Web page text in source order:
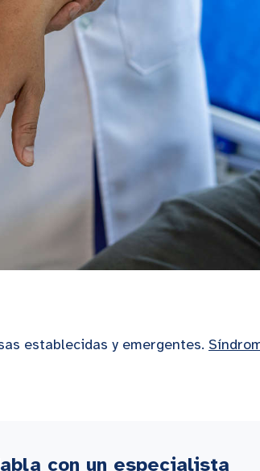
establecidas y emergentes.
con un especialista